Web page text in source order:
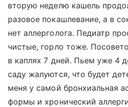
вторую неделю кашель
разовое покашлевание, а в
нет аллерголога. Педиатр
чистые, горло тоже.
в каплях 7 дней. Пьем уже 4
саду жалуются, что будет
меня у самой бронхиальная
формы и хронический